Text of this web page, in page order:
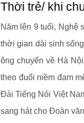
Thời trẻ/ khi
Năm lên 9 tuổi, Nghệ
thời gian dài sinh
ông chuyển về Hà
theo đuổi niềm đam
Đài Tiếng Nói Việt
sang hát cho Đoàn